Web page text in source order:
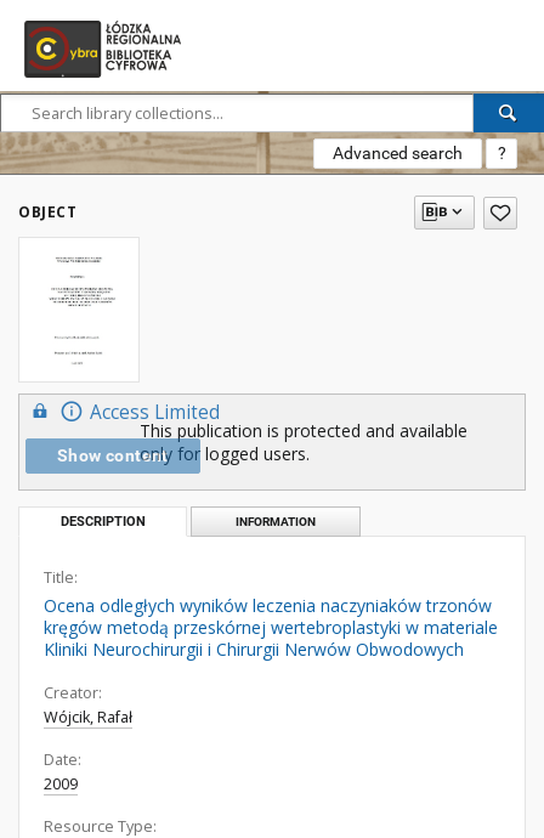
Advanced search ?
OBJECT
Access Limited
Show content
This publication is protected and available
only for logged users.
DESCRIPTION INFORMATION
Title:
Ocena odległych wyników leczenia naczyniaków trzonów
kręgów metodą przeskórnej wertebroplastyki w materiale
Kliniki Neurochirurgii i Chirurgii Nerwów Obwodowych
Creator:
Wójcik, Rafał
Date:
2009
Resource Type: